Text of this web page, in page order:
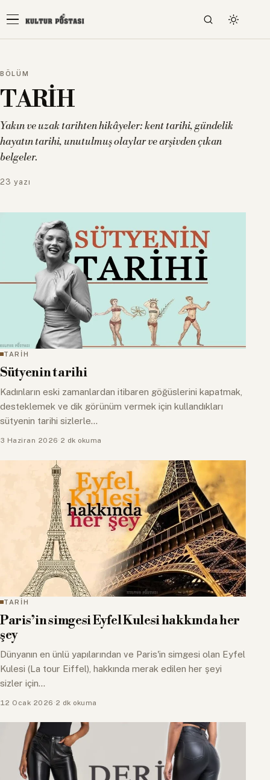
BÖLÜM
TARİH
Yakın ve uzak tarihten hikâyeler: kent tarihi, gündelik
hayatın tarihi, unutulmuş olaylar ve arşivden çıkan
belgeler.
23 yazı
TARİH
Sütyenin tarihi
Kadınların eski zamanlardan itibaren göğüslerini kapatmak,
desteklemek ve dik görünüm vermek için kullandıkları
sütyenin tarihi sizlerle...
3 Haziran 2026· 2 dk okuma
TARİH
Paris’in simgesi Eyfel Kulesi hakkında her
şey
Dünyanın en ünlü yapılarından ve Paris'in simgesi olan Eyfel
Kulesi (La tour Eiffel), hakkında merak edilen her şeyi
sizler için…
12 Ocak 2026 ·2 dk okuma